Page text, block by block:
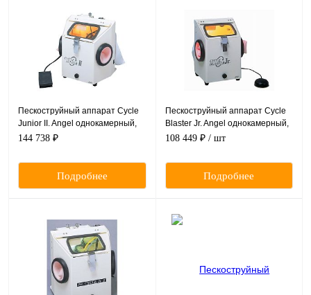
Пескоструйный аппарат Cycle
Junior II. Angel однокамерный,
220 Вольт, Daiei Dental
144 738 ₽
Подробнее
Пескоструйный аппарат Cycle
Blaster Jr. Angel однокамерный,
220 Вольт, Daiei Dental
108 449 ₽ / шт
Подробнее